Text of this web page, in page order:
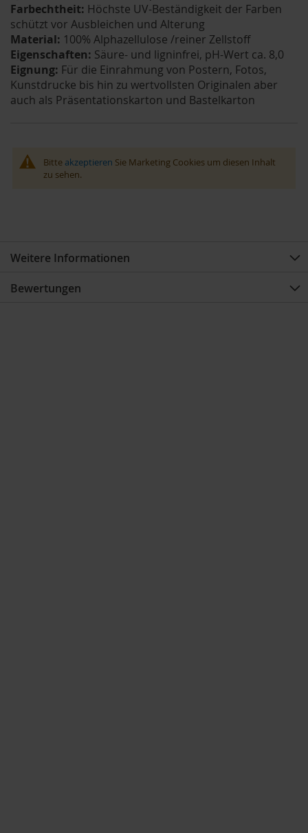
Farbechtheit: Höchste UV-Beständigkeit der Farben
schützt vor Ausbleichen und Alterung
Material: 100% Alphazellulose /reiner Zellstoff
Eigenschaften: Säure- und ligninfrei, pH-Wert ca. 8,0
Eignung: Für die Einrahmung von Postern, Fotos,
Kunstdrucke bis hin zu wertvollsten Originalen aber
auch als Präsentationskarton und Bastelkarton
Bitte akzeptieren Sie Marketing Cookies um diesen Inhalt
zu sehen.
Weitere Informationen
Bewertungen